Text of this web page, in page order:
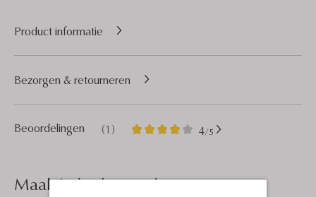
Product informatie
Beoordelingen (1) 4/5
1
4
Bezorgen & retourneren
Maak jelook compleet